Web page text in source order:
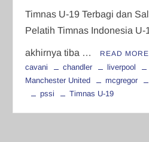
Timnas U-19 Terbagi dan
Pelatih Timnas Indonesia U-
akhirnya tiba … READ MORE
cavani chandler liverpool
Manchester United
mcgregor
pssi
Timnas U-19